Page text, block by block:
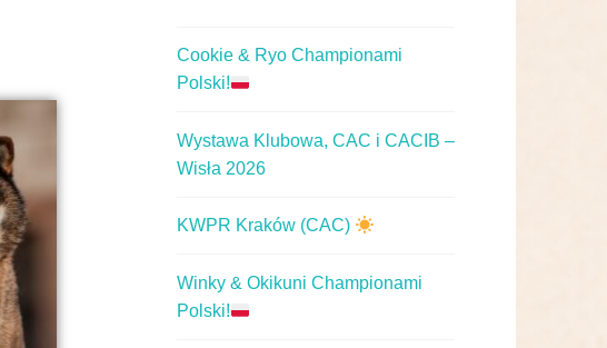
Cookie & Ryo Championami
Polski!
Wystawa Klubowa, CAC i CACIB –
Wisła 2026
KWPR Kraków (CAC)
Winky & Okikuni Championami
Polski!